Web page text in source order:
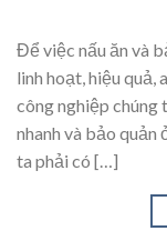
Để việc nấu ăn và
linh hoạt, hiệu quả,
công nghiệp chúng
nhanh và bảo
ta phải có […]